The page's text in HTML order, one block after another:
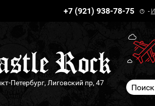
+7 (921) 938-78-75 -
Петербург, Лиговский пр, 47